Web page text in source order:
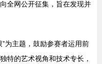
全网公开征集，旨在发现并
为主题，鼓励参赛者运用前
特的艺术视角和技术专长，